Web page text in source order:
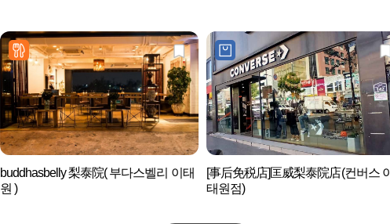
buddhasbelly 梨泰院( 부다스벨리 이태
원 )
[事后免税店]匡威梨泰院店(컨버스 이
태원점)